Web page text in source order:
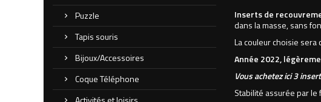
Puzzle
Tapis souris
Bijoux/Accessoires
Coque Téléphone
Inserts de
dans la masse, sans
La couleur choisie
Année 2022,
Vous achetez ici 3
Stabilité assurée par